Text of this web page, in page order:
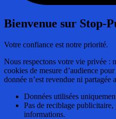
Bienvenue sur Stop-
Votre confiance est notre priorité.
Nous respectons votre vie privée :
cookies de mesure d’audience
donnée n’est revendue ni partagée
Données utilisées
Pas de reciblage publicitaire,
informations.